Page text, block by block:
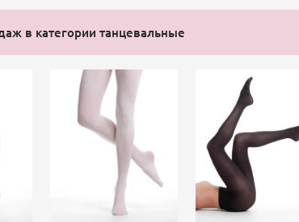
в категории танцевальные